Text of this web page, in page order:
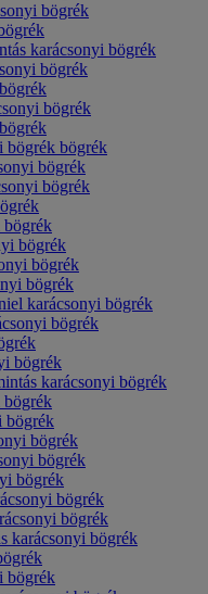
bögrék
karácsonyi bögrék
bögrék
bögrék
bögrék bögrék
bögrék
bögrék
bögrék
bögrék
bögrék
bögrék
karácsonyi bögrék
bögrék
bögrék
karácsonyi bögrék
bögrék
bögrék
bögrék
bögrék
bögrék
bögrék
bögrék
karácsonyi bögrék
bögrék